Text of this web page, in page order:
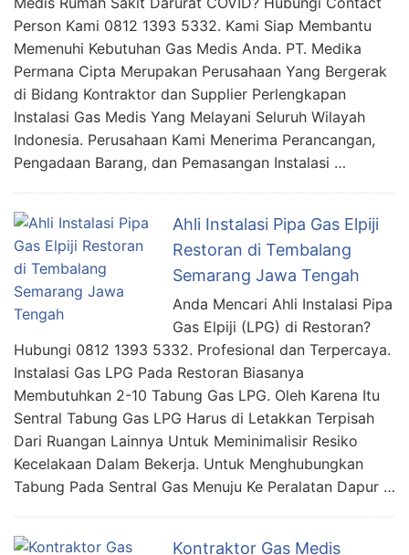
Person Kami 0812 1393 5332. Kami Siap Membantu
Memenuhi Kebutuhan Gas Medis Anda. PT. Medika
Permana Cipta Merupakan Perusahaan Yang Bergerak
di Bidang Kontraktor dan Supplier Perlengkapan
Instalasi Gas Medis Yang Melayani Seluruh Wilayah
Indonesia. Perusahaan Kami Menerima Perancangan,
Pengadaan Barang, dan Pemasangan Instalasi …
Ahli Instalasi Pipa Gas Elpiji
Restoran di Tembalang
Semarang Jawa Tengah
Anda Mencari Ahli Instalasi Pipa
Gas Elpiji (LPG) di Restoran?
Hubungi 0812 1393 5332. Profesional dan Terpercaya.
Instalasi Gas LPG Pada Restoran Biasanya
Membutuhkan 2-10 Tabung Gas LPG. Oleh Karena Itu
Sentral Tabung Gas LPG Harus di Letakkan Terpisah
Dari Ruangan Lainnya Untuk Meminimalisir Resiko
Kecelakaan Dalam Bekerja. Untuk Menghubungkan
Tabung Pada Sentral Gas Menuju Ke Peralatan Dapur …
Kontraktor Gas Medis